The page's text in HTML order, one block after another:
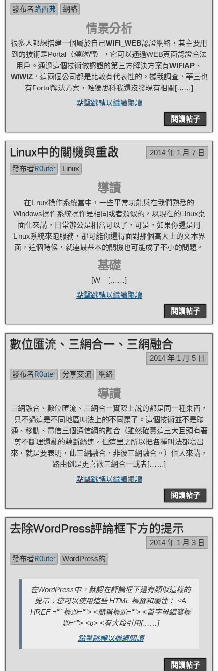
發布者路西弗 網絡
情景分析
很多人都想搭建一個屬於自己WIFI_WEB認證網絡，其主要用
到的技術是Portal（傳送門），它可以通過WEB頁面認證合法
用戶。通過這個技術做認證的第三方解決方案有WIFIAP 、
WIWIZ，這兩個公司都是比較有代表性的。據我調查，華三也
有Portal解決方案，唯獨思科我還沒發現有相關[……]
點擊跳轉以繼續閱讀
閱讀帖子
Linux中的關機與重啟
2014 年 1 月 7 日
發布者R0uter Linux
導讀
在Linux操作系統當中，一些平常功能與在我們熟悉的
Windows操作系統操作是相同或者類似的，以現在的Linux桌
面化來講，日常辦公是相當可以了，可是，如果你還是用
Linux系統來跑服務，那可能你還得面對那個高大上的文本界
面，這個時候，就連最基本的關機也可能成了不小的問題。
基礎
[W¯¯[……]
點擊跳轉以繼續閱讀
閱讀帖子
數位匯流、三網合一、三網融合
2014 年 1 月 5 日
發布者R0uter 分享交流 網絡
導讀
三網融合、數位匯流、三網合一實際上說的都是同一種東西，
只不過這是不同地區叫法上的不同罷了。這個技術並不是聯
通、移動、電信三個通信網的融合（雖然確實這三大巨頭有著
剪不斷理還亂的藕斷絲連，但這里之所以把各種叫法都寫出
來，就是要表明，此三網融合，非彼三網融合。）個人來講，
路由倒是更喜歡三網合一或者[……]
點擊跳轉以繼續閱讀
閱讀帖子
去除WordPress評論框下方的提示
2014 年 1 月 3 日
發布者R0uter WordPress的
在WordPress中，默認在評論框下邊有類似這樣的
提示：您可以使用這些 HTML 標籤和屬性： <A
HREF =“” 標題=“”> <簡稱標題=“”> <首字母縮寫標
題=“”> <b> <有大段引用[……]
點擊跳轉以繼續閱讀
閱讀帖子